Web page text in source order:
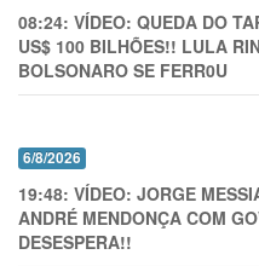
08:24: VÍDEO: QUEDA DO
US$ 100 BILHÕES!! LULA
BOLSONARO SE FERR0U
6/8/2026
19:48: VÍDEO: JORGE
ANDRÉ MENDONÇA COM
DESESPERA!!